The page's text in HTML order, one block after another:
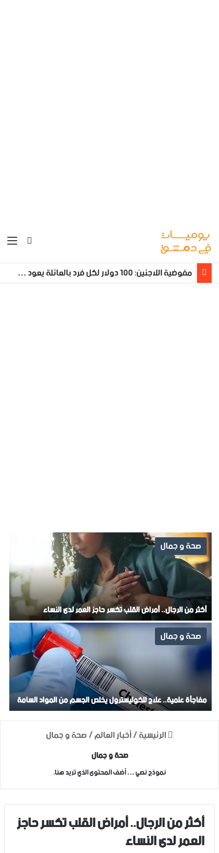
بحث عن
مفوضية اللاجئين: 100 دولار لكل فرد بالعائلة يعود طوعا من لبنان إلى سوريا مع تأمين نقله
صحة و جمال
أكثر من الرجال.. أمراض القلب تكسر حاجز العمر لدى النساء
صحة و جمال
مفاجأة علمية.. علاج للكوليسترول يخلص الجسم من المواد السامة
الرئيسية/أخبار العالم/صحة و جمال
صحة و جمال
نموذج نصي … أضف المحتوى الذي تريد هنا.
أكثر من الرجال.. أمراض القلب تكسر حاجز
العمر لدى النساء